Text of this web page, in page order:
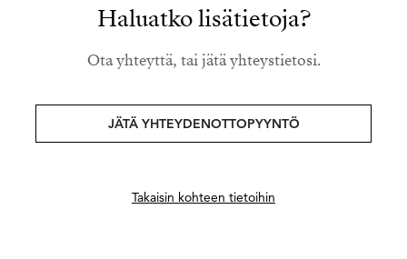
Haluatko lisätietoja?
Ota yhteyttä, tai jätä yhteystietosi.
JÄTÄ YHTEYDENOTTOPYYNTÖ
Takaisin kohteen tietoihin